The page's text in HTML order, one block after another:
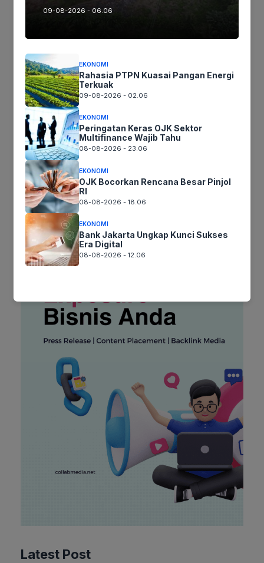
Surel
Situs
web
Simpan nama, email, dan situs web saya pada peramban ini
untuk komentar saya berikutnya.
Latest Post
09-08-2026 - 06.06
EKONOMI
Rahasia PTPN Kuasai Pangan Energi
Terkuak
09-08-2026 - 02.06
EKONOMI
Peringatan Keras OJK Sektor
Multifinance Wajib Tahu
08-08-2026 - 23.06
EKONOMI
OJK Bocorkan Rencana Besar Pinjol
RI
08-08-2026 - 18.06
EKONOMI
Bank Jakarta Ungkap Kunci Sukses
Era Digital
08-08-2026 - 12.06